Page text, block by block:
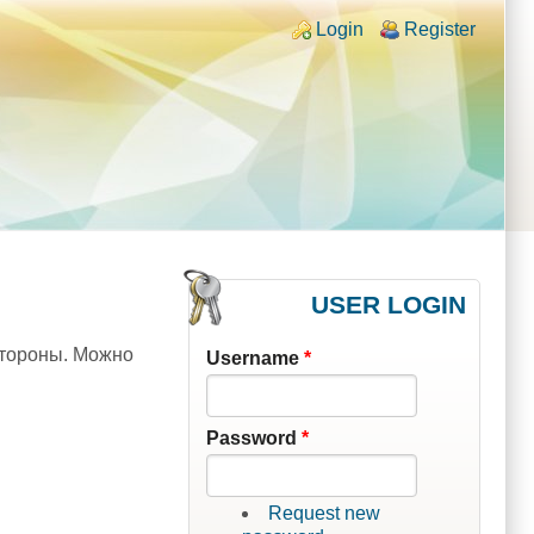
Login links
Login Register
Можно
USER LOGIN
Username *
Password *
Request new